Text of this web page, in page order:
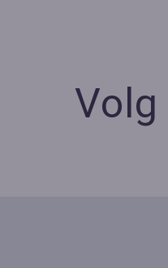
Volg